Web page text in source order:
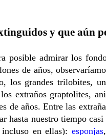
y que aún
posible admirar los
de años,
los grandes trilobites,
extraños graptolites,
de años. Entre las
hasta nuestro tiempo casi
en ellas): esponjas